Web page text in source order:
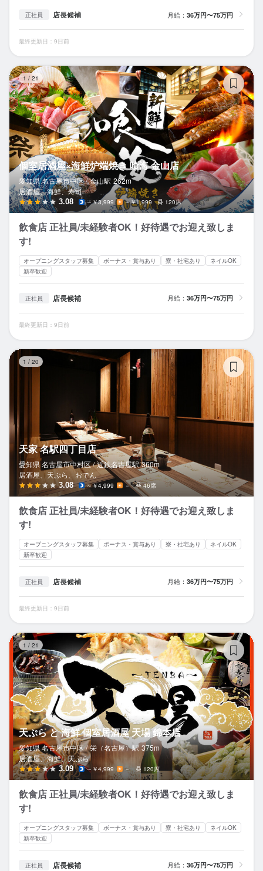
正社員 店長候補 月給： 36万円〜75万円
最終更新日：9日前
1 / 21
個室居酒屋×海鮮炉端焼き 喰海 金山店
愛知県 名古屋市中区 / 金山駅 262m
居酒屋、海鮮、寿司
3.08 ～￥3,999 ～￥1,999 120席
飲食店 正社員/未経験者OK！好待遇でお迎え致しま
す!
オープニングスタッフ募集 ボーナス・賞与あり 寮・社宅あり
ネイルOK
新卒歓迎
正社員 店長候補 月給： 36万円〜75万円
最終更新日：9日前
1 / 20
天家 名駅四丁目店
愛知県 名古屋市中村区 / 近鉄名古屋駅 360m
居酒屋、天ぷら、おでん
3.08 ～￥4,999 － 46席
飲食店 正社員/未経験者OK！好待遇でお迎え致しま
す!
オープニングスタッフ募集 ボーナス・賞与あり 寮・社宅あり
ネイルOK
新卒歓迎
正社員 店長候補 月給： 36万円〜75万円
最終更新日：9日前
1 / 21
天ぷら と 海鮮 個室居酒屋 天場 錦本店
愛知県 名古屋市中区 / 栄（名古屋）駅 375m
居酒屋、海鮮、天ぷら
3.09 ～￥4,999 － 120席
飲食店 正社員/未経験者OK！好待遇でお迎え致しま
す!
オープニングスタッフ募集 ボーナス・賞与あり 寮・社宅あり
ネイルOK
新卒歓迎
正社員 店長候補 月給： 36万円〜75万円